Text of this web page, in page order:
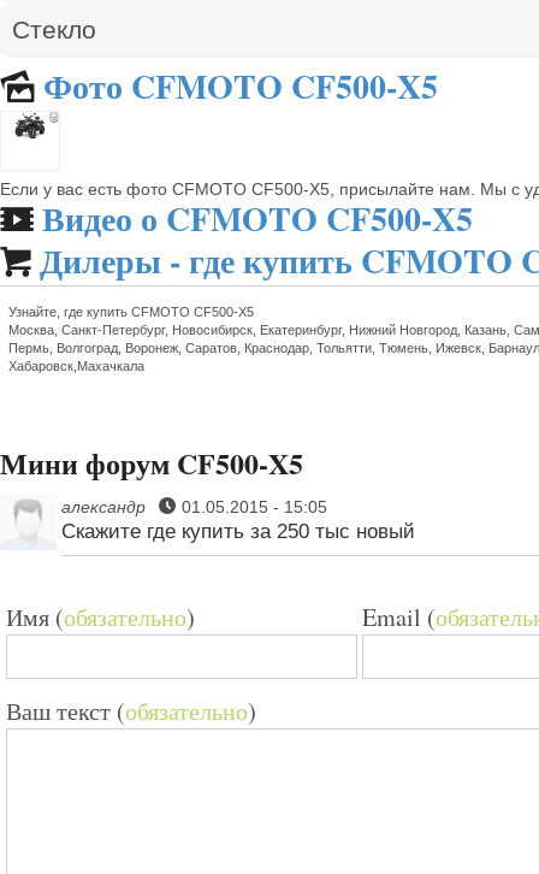
Стекло
🌄 Фото CFMOTO CF500-X5
Если у вас есть фото CFMOTO CF500-X5, присылайте нам. Мы с
🎬 Видео о CFMOTO CF500-X5
 Дилеры - где купить CFMOTO
Узнайте, где купить CFMOTO CF500-X5
Москва, Санкт-Петербург, Новосибирск, Екатеринбург, Нижний Новгород, Казань,
Пермь, Волгоград, Воронеж, Саратов, Краснодар, Тольятти, Тюмень, Ижевск,
Хабаровск,Махачкала
Мини форум CF500-X5
александр 01.05.2015 - 15:05
Скажите где купить за 250 тыс новый
Имя (обязательно) Email (
Ваш текст (обязательно)